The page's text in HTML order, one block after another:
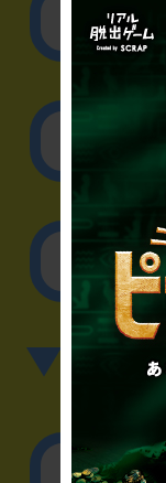
リ
▼英語